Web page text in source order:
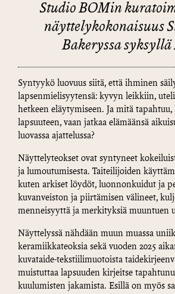
Studio BOMin
näyttelykokonaisuus
Bakeryssa syksyllä
Syntyykö luovuus siitä, että ihminen
lapsenmielisyytensä: kyvyn leikkiin,
hetkeen eläytymiseen. Ja mitä
lapsuuteen, vaan jatkaa elämäänsä
luovassa ajattelussa?
Näyttelyteokset ovat syntyneet
ja lumoutumisesta. Taiteilijoiden
kuten arkiset löydöt, luonnonkuidut ja
kuvanveiston ja piirtämisen välineet,
menneisyyttä ja merkityksiä muuntuen
Näyttelyssä nähdään muun muassa
keramiikkateoksia sekä vuoden 2025
kuvataide-tekstiilimuotoista
muistuttaa lapsuuden kirjeitse
kuulumisten jakamista. Esillä on myös